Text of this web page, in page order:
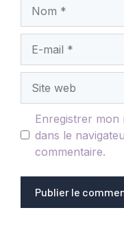
mail
web
Enregistrer mon
dans le
commentaire.